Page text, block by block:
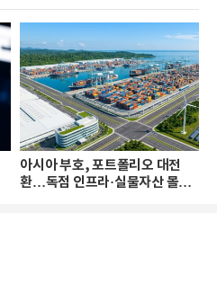
아시아 부호, 포트폴리오 대전
환…독점 인프라·실물자산 몰린